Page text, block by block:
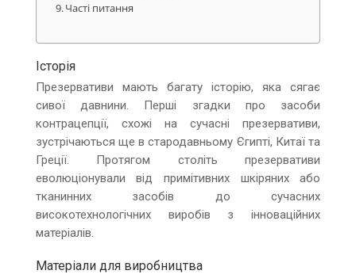
Часті питання
Історія
Презервативи мають багату історію, яка сягає
сивої давнини. Перші згадки про засоби
контрацепції, схожі на сучасні презервативи,
зустрічаються ще в стародавньому Єгипті, Китаї та
Греції. Протягом століть презервативи
еволюціонували від примітивних шкіряних або
тканинних засобів до сучасних
високотехнологічних виробів з інноваційних
матеріалів.
Матеріали для виробництва